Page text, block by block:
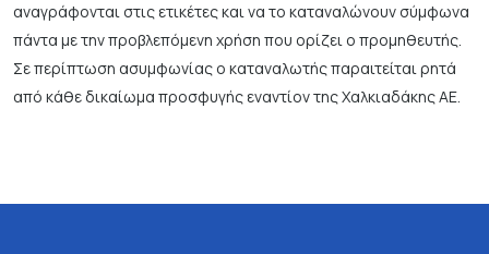
αναγράφονται στις ετικέτες και να το καταναλώνουν σύμφωνα
πάντα με την προβλεπόμενη χρήση που ορίζει ο προμηθευτής.
Σε περίπτωση ασυμφωνίας ο καταναλωτής παραιτείται ρητά
από κάθε δικαίωμα προσφυγής εναντίον της Χαλκιαδάκης ΑΕ.